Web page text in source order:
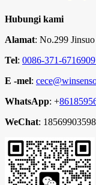
Hubungi kami
Alamat: No.299
Tel: 0086-371-
E -mel:
WhatsApp: +
WeChat: 18569903598